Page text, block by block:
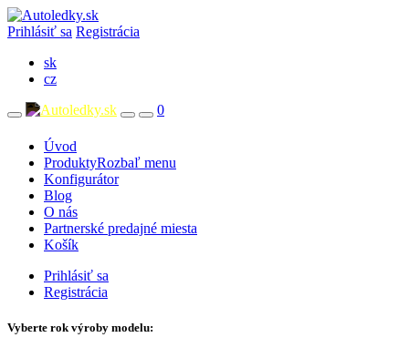
Prihlásiť sa Registrácia
sk
cz
0
Úvod
ProduktyRozbaľ menu
Konfigurátor
Blog
O nás
Partnerské predajné miesta
Košík
Prihlásiť sa
Registrácia
Vyberte rok výroby modelu: